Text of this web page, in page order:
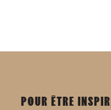
POUR ÊTRE